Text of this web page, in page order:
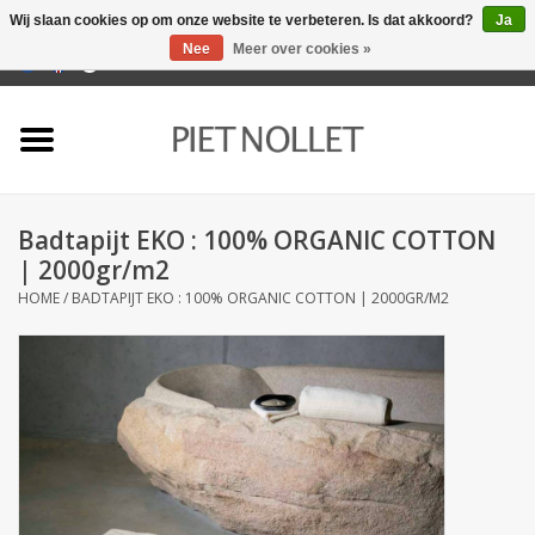
Badlinnen
Keukenlinnen
Badtapijt EKO : 100% ORGANIC COTTON
| 2000gr/m2
HOME/ BADTAPIJT EKO : 100% ORGANIC COTTON | 2000GR/M2
Wij slaan cookies op om onze website te verbeteren. Is dat akkoord?
Ja
Nee
Meer over cookies »